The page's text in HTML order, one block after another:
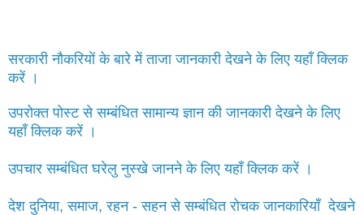
सरकारी नौकरियों के बारे में ताजा जानकारी देखने के लिए यहाँ क्लिक
करें ।
उपरोक्त पोस्ट से सम्बंधित सामान्य ज्ञान की जानकारी देखने के लिए
यहाँ क्लिक करें ।
उपचार सम्बंधित घरेलु नुस्खे जानने के लिए यहाँ क्लिक करें ।
देश दुनिया, समाज, रहन - सहन से सम्बंधित रोचक जानकारियाँ देखने